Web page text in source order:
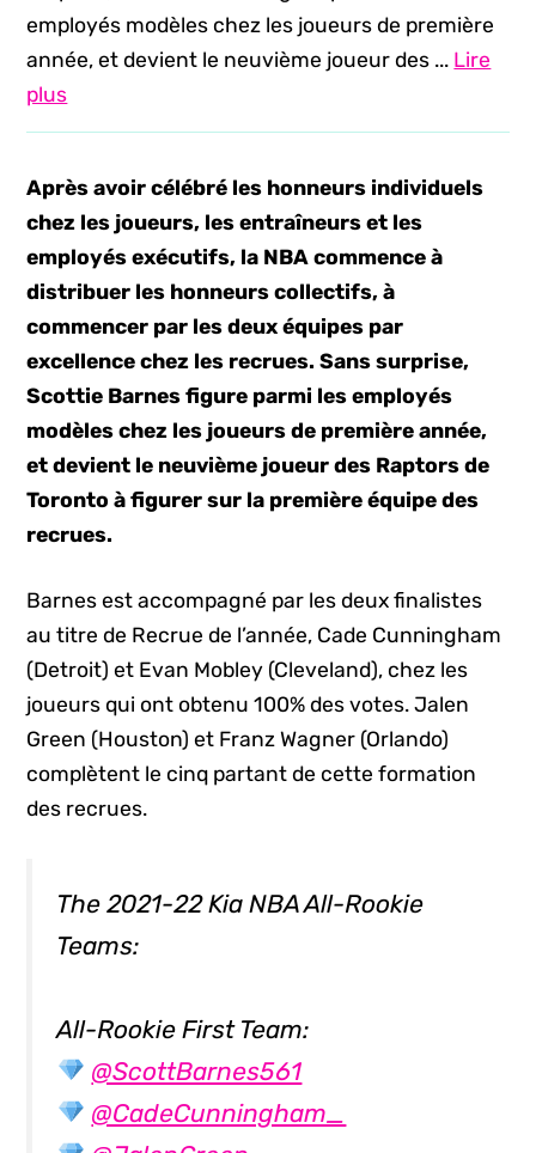
employés modèles chez les joueurs de première
année, et devient le neuvième joueur des ... Lire
plus
Après avoir célébré les honneurs individuels
chez les joueurs, les entraîneurs et les
employés exécutifs, la NBA commence à
distribuer les honneurs collectifs, à
commencer par les deux équipes par
excellence chez les recrues. Sans surprise,
Scottie Barnes figure parmi les employés
modèles chez les joueurs de première année,
et devient le neuvième joueur des Raptors de
Toronto à figurer sur la première équipe des
recrues.
Barnes est accompagné par les deux finalistes
au titre de Recrue de l’année, Cade Cunningham
(Detroit) et Evan Mobley (Cleveland), chez les
joueurs qui ont obtenu 100% des votes. Jalen
Green (Houston) et Franz Wagner (Orlando)
complètent le cinq partant de cette formation
des recrues.
The 2021-22 Kia NBA All-Rookie
Teams:
All-Rookie First Team:
@ScottBarnes561
@CadeCunningham_